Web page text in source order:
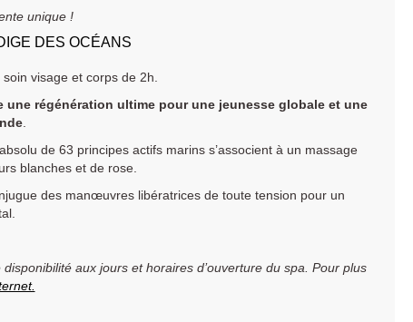
unique !
DES OCÉANS
visage et corps de 2h.
une régénération ultime pour une jeunesse globale et une
.
de 63 principes actifs marins s’associent à un massage
blanches et de rose.
des manœuvres libératrices de toute tension pour un
aux jours et horaires d’ouverture du spa. Pour plus